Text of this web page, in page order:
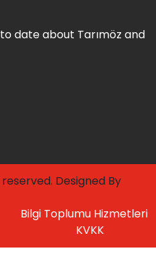
date about Tarımöz and
Designed By
Bilgi Toplumu Hizmetleri
KVKK